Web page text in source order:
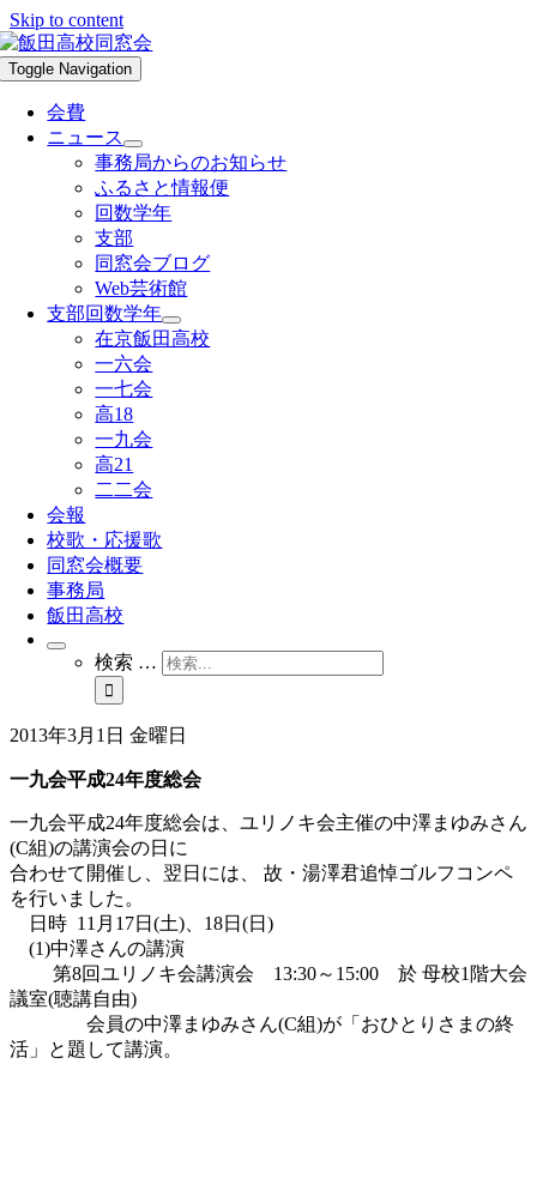
Skip to content
Toggle Navigation
会費
ニュース
事務局からのお知らせ
ふるさと情報便
回数学年
支部
同窓会ブログ
Web芸術館
支部回数学年
在京飯田高校
一六会
一七会
高18
一九会
高21
二二会
会報
校歌・応援歌
同窓会概要
事務局
飯田高校
検索 …
2013年3月1日 金曜日
一九会平成24年度総会
一九会平成24年度総会は、ユリノキ会主催の中澤まゆみさん
(C組)の講演会の日に
合わせて開催し、翌日には、 故・湯澤君追悼ゴルフコンペ
を行いました。
日時 11月17日(土)、18日(日)
(1)中澤さんの講演
第8回ユリノキ会講演会 13:30～15:00 於 母校1階大会
議室(聴講自由)
会員の中澤まゆみさん(C組)が「おひとりさまの終
活」と題して講演。